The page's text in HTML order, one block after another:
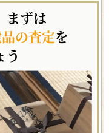
まずは
の査定を
う